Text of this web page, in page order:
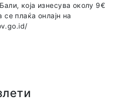
која изнесува околу 9€
се плаќа онлајн на